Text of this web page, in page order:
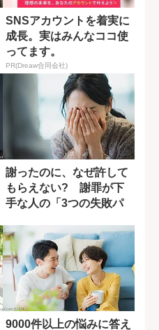
SNSアカウントを着実に
成長。実はみんなココ使
ってます。
PR(Dreaw合同会社)
謝ったのに、なぜ許して
もらえない? 謝罪が下
手な人の「3つの失敗パ
9000件以上の悩みに答え